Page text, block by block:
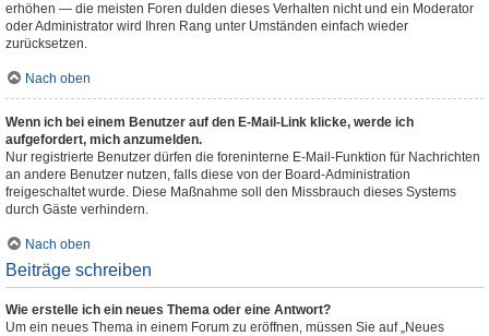
erhöhen — die meisten Foren dulden dieses Verhalten nicht und ein Moderator
oder Administrator wird Ihren Rang unter Umständen einfach wieder
zurücksetzen.
Nach oben
Wenn ich bei einem Benutzer auf den E-Mail-Link klicke, werde ich
aufgefordert, mich anzumelden.
Nur registrierte Benutzer dürfen die foreninterne E-Mail-Funktion für Nachrichten
an andere Benutzer nutzen, falls diese von der Board-Administration
freigeschaltet wurde. Diese Maßnahme soll den Missbrauch dieses Systems
durch Gäste verhindern.
Nach oben
Beiträge schreiben
Wie erstelle ich ein neues Thema oder eine Antwort?
Um ein neues Thema in einem Forum zu eröffnen, müssen Sie auf „Neues